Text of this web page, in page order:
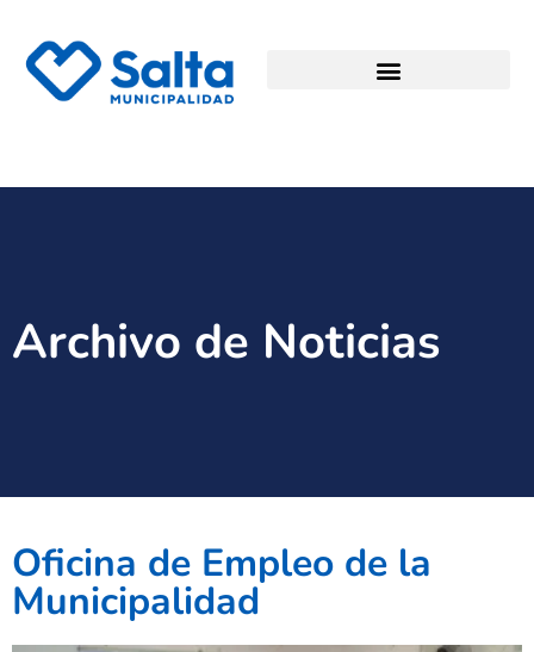
Archivo de Noticias
Oficina de Empleo de la
Municipalidad